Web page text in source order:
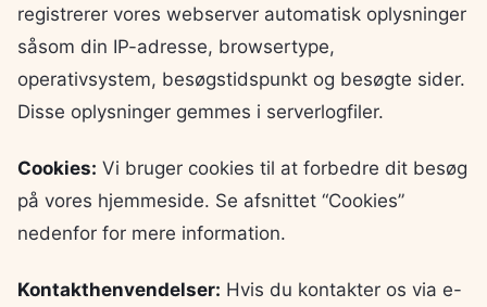
registrerer vores webserver automatisk oplysninger
såsom din IP-adresse, browsertype,
operativsystem, besøgstidspunkt og besøgte sider.
Disse oplysninger gemmes i serverlogfiler.
Cookies: Vi bruger cookies til at forbedre dit besøg
på vores hjemmeside. Se afsnittet “Cookies”
nedenfor for mere information.
Kontakthenvendelser: Hvis du kontakter os via e-